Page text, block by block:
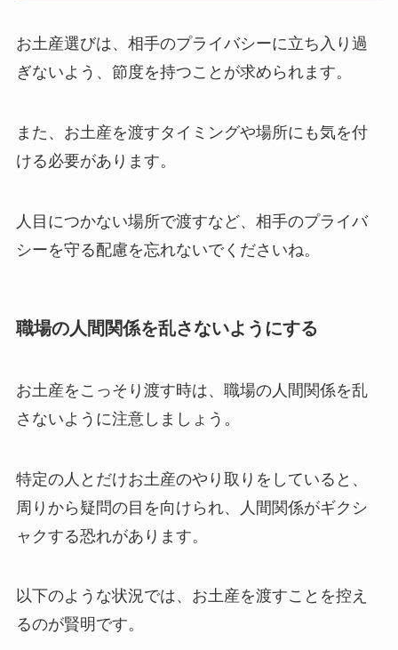
お土産選びは、相手のプライバシーに立ち入り過
ぎないよう、節度を持つことが求められます。
また、お土産を渡すタイミングや場所にも気を付
ける必要があります。
人目につかない場所で渡すなど、相手のプライバ
シーを守る配慮を忘れないでくださいね。
職場の人間関係を乱さないようにする
お土産をこっそり渡す時は、職場の人間関係を乱
さないように注意しましょう。
特定の人とだけお土産のやり取りをしていると、
周りから疑問の目を向けられ、人間関係がギクシ
ャクする恐れがあります。
以下のような状況では、お土産を渡すことを控え
るのが賢明です。